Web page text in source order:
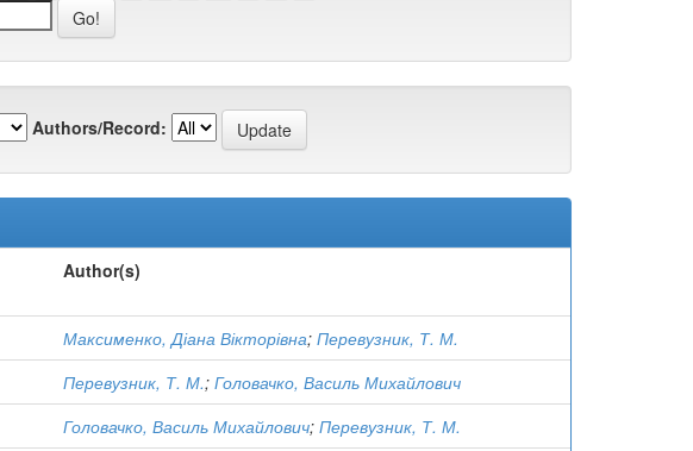
Authors/Record:
Author(s)
Максименко, Діана Вікторівна; Перевузник, Т. М.
Перевузник, Т. М.; Головачко, Василь Михайлович
Головачко, Василь Михайлович; Перевузник, Т. М.